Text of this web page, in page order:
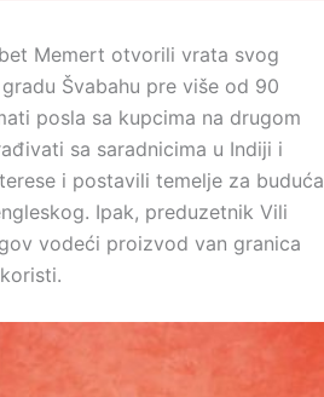
Memert otvorili vrata svog
Švabahu pre više od 90
posla sa kupcima na drugom
sa saradnicima u Indiji i
i postavili temelje za buduća
Ipak, preduzetnik Vili
vodeći proizvod van granica